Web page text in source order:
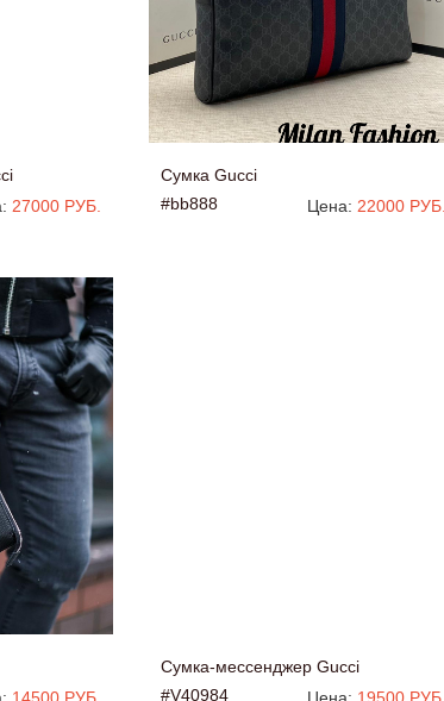
27000 РУБ.
Сумка Gucci
#bb888
Цена: 22000 РУБ.
Сумка-мессенджер Gucci
#V40984